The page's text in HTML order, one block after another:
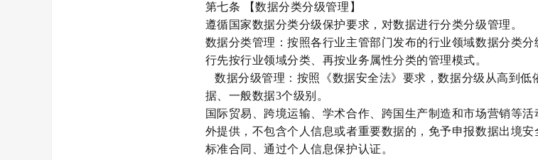
第七条
【数据分类分级管理】
遵循国家数据分类分级保护要求，对数据进行分类分级管理。
数据分类管理：按照各行业主管部门发布的行业领域数据分类
行先按行业领域分类、再按业务属性分类的管理模式。
数据分级管理：按照《数据安全法》要求，数据分级从高到低
据、一般数据3个级别。
国际贸易、跨境运输、学术合作、跨国生产制造和市场营销等
外提供，不包含个人信息或者重要数据的，免予申报数据出境
标准合同、通过个人信息保护认证。